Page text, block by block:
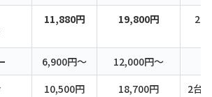
11,880円 19,800円 2
6,900円〜 12,000円〜
10,500円 18,700円
2台